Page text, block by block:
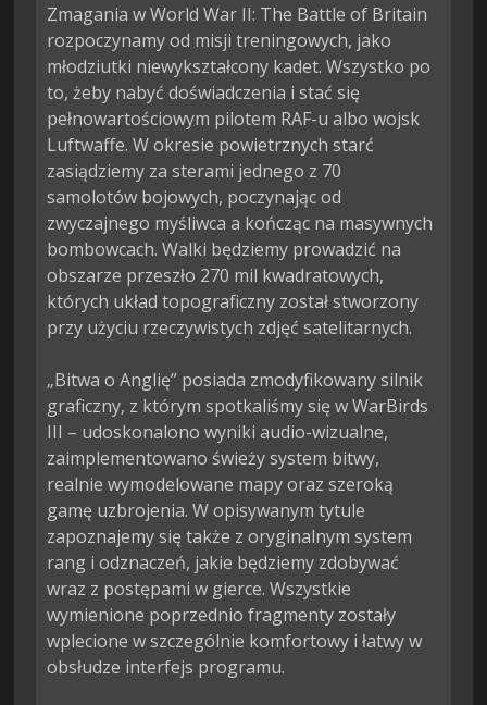
Zmagania w World War II: The Battle of Britain
rozpoczynamy od misji treningowych, jako
młodziutki niewykształcony kadet. Wszystko po
to, żeby nabyć doświadczenia i stać się
pełnowartościowym pilotem RAF-u albo wojsk
Luftwaffe. W okresie powietrznych starć
zasiądziemy za sterami jednego z 70
samolotów bojowych, poczynając od
zwyczajnego myśliwca a kończąc na masywnych
bombowcach. Walki będziemy prowadzić na
obszarze przeszło 270 mil kwadratowych,
których układ topograficzny został stworzony
przy użyciu rzeczywistych zdjęć satelitarnych.
„Bitwa o Anglię” posiada zmodyfikowany silnik
graficzny, z którym spotkaliśmy się w WarBirds
III – udoskonalono wyniki audio-wizualne,
zaimplementowano świeży system bitwy,
realnie wymodelowane mapy oraz szeroką
gamę uzbrojenia. W opisywanym tytule
zapoznajemy się także z oryginalnym system
rang i odznaczeń, jakie będziemy zdobywać
wraz z postępami w gierce. Wszystkie
wymienione poprzednio fragmenty zostały
wplecione w szczególnie komfortowy i łatwy w
obsłudze interfejs programu.